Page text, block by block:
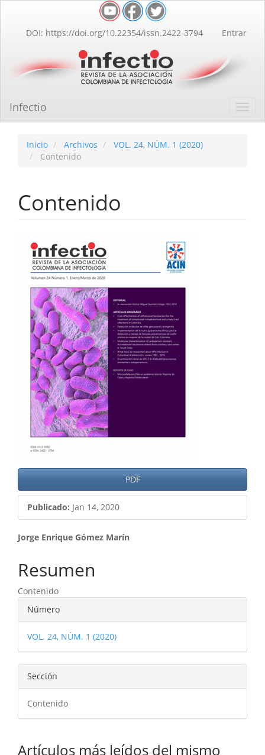
Contenido
principal
lateral
DOI: https://doi.org/10.22354/issn.2422-3794 Entrar
Infectio
Inicio Archivos
VOL. 24, NÚM. 1 (2020)
Contenido
Contenido
Barra
lateral
del
artículo
PDF
Publicado: Jan 14, 2020
Contenido
principal
del
artículo
Jorge Enrique Gómez Marín
Resumen
Contenido
Detalles
del
artículo
Número
VOL. 24, NÚM. 1 (2020)
Sección
Contenido
Artículos más leídos del mismo